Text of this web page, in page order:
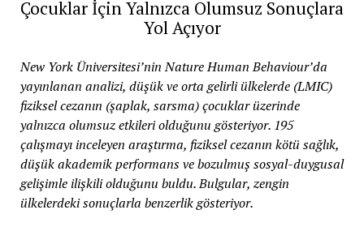
Çocuklar İçin Yalnızca Olumsuz Sonuçlara
Yol Açıyor
New York Üniversitesi’nin Nature Human Behaviour’da
yayınlanan analizi, düşük ve orta gelirli ülkelerde (LMIC)
fiziksel cezanın (şaplak, sarsma) çocuklar üzerinde
yalnızca olumsuz etkileri olduğunu gösteriyor. 195
çalışmayı inceleyen araştırma, fiziksel cezanın kötü sağlık,
düşük akademik performans ve bozulmuş sosyal-duygusal
gelişimle ilişkili olduğunu buldu. Bulgular, zengin
ülkelerdeki sonuçlarla benzerlik gösteriyor.